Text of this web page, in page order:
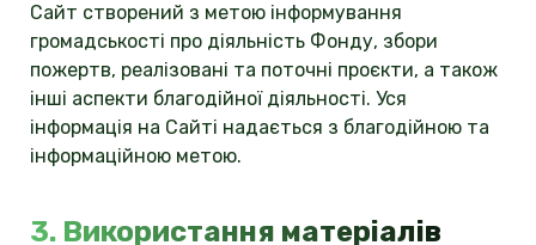
Сайт створений з метою інформування
громадськості про діяльність Фонду, збори
пожертв, реалізовані та поточні проєкти, а також
інші аспекти благодійної діяльності. Уся
інформація на Сайті надається з благодійною та
інформаційною метою.
3. Використання матеріалів